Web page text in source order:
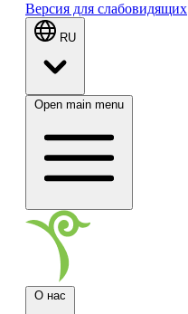
Версия для слабовидящих
RU
Open main menu
О нас